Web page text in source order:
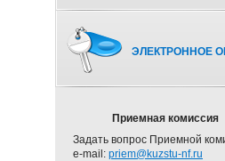
ЭЛЕКТРОННОЕ
Приемная комиссия
Задать вопрос Приемной
e-mail: priem@kuzstu-nf.ru